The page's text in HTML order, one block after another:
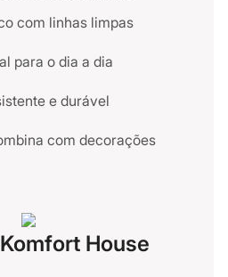
com linhas limpas
para o dia a dia
e durável
com decorações
House